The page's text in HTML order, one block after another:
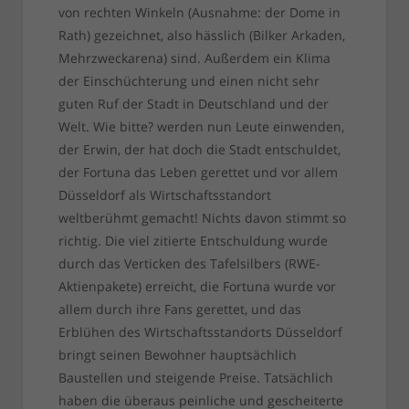
von rechten Winkeln (Ausnahme: der Dome in
Rath) gezeichnet, also hässlich (Bilker Arkaden,
Mehrzweckarena) sind. Außerdem ein Klima
der Einschüchterung und einen nicht sehr
guten Ruf der Stadt in Deutschland und der
Welt. Wie bitte? werden nun Leute einwenden,
der Erwin, der hat doch die Stadt entschuldet,
der Fortuna das Leben gerettet und vor allem
Düsseldorf als Wirtschaftsstandort
weltberühmt gemacht! Nichts davon stimmt so
richtig. Die viel zitierte Entschuldung wurde
durch das Verticken des Tafelsilbers (RWE-
Aktienpakete) erreicht, die Fortuna wurde vor
allem durch ihre Fans gerettet, und das
Erblühen des Wirtschaftsstandorts Düsseldorf
bringt seinen Bewohner hauptsächlich
Baustellen und steigende Preise. Tatsächlich
haben die überaus peinliche und gescheiterte